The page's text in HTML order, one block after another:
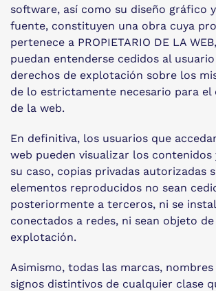
software, así como su diseño gráfico
fuente, constituyen una obra cuya
pertenece a PROPIETARIO DE LA
puedan entenderse cedidos al
derechos de explotación sobre los
de lo estrictamente necesario para
de la web.
En definitiva, los usuarios que
web pueden visualizar los contenidos
su caso, copias privadas autorizadas
elementos reproducidos no sean
posteriormente a terceros, ni se
conectados a redes, ni sean objeto
explotación.
Asimismo, todas las marcas,
signos distintivos de cualquier clase